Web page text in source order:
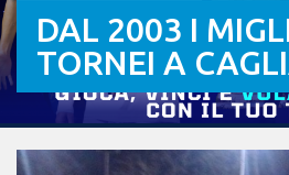
DAL 2003 I
TORNEI A